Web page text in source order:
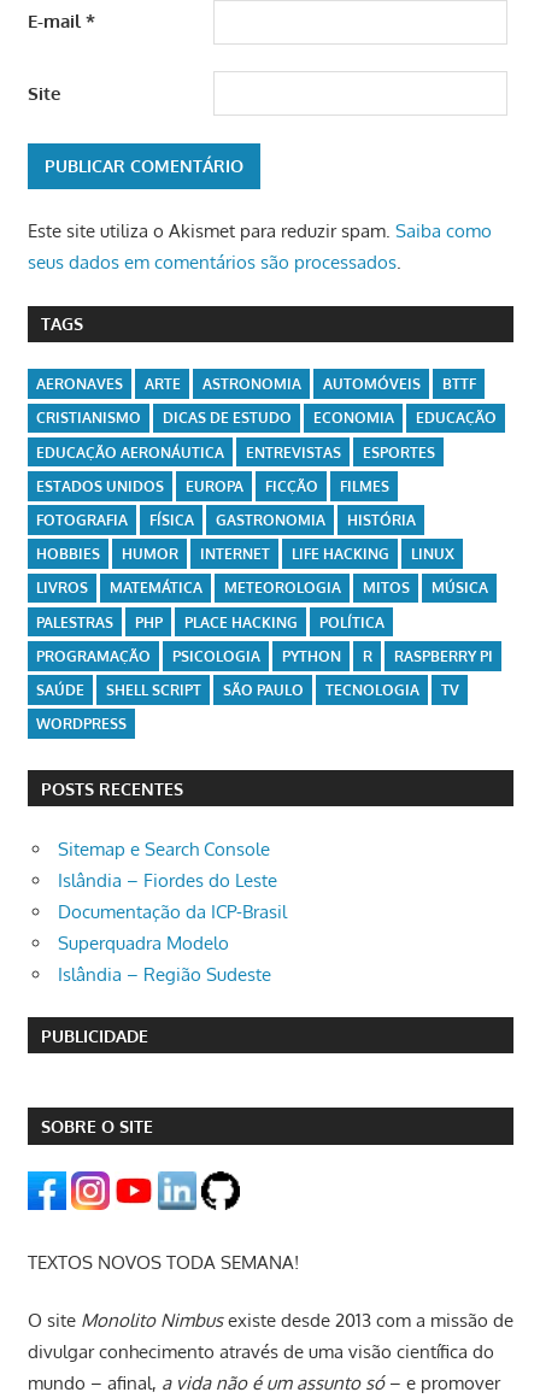
E-mail*
Site
Este site utiliza o Akismet para reduzir spam. Saiba como
seus dados em comentários são processados.
TAGS
AERONAVES ARTE ASTRONOMIA AUTOMÓVEIS
BTTF
CRISTIANISMO
DICAS DE ESTUDO ECONOMIA
EDUCAÇÃO
EDUCAÇÃO AERONÁUTICA
ENTREVISTAS
ESPORTES
ESTADOS UNIDOS
EUROPA FICÇÃO
FILMES
FOTOGRAFIA
FÍSICA GASTRONOMIA
HISTÓRIA
HOBBIES
HUMOR INTERNET LIFE HACKING
LINUX
LIVROS
MATEMÁTICA METEOROLOGIA MITOS
MÚSICA
PALESTRAS
PHP PLACE HACKING
POLÍTICA
PROGRAMAÇÃO
PSICOLOGIA PYTHON R
RASPBERRY PI
SAÚDE
SHELL SCRIPT SÃO PAULO TECNOLOGIA
TV
WORDPRESS
POSTS RECENTES
Sitemap e Search Console
Islândia – Fiordes do Leste
Documentação da ICP-Brasil
Superquadra Modelo
Islândia – Região Sudeste
PUBLICIDADE
SOBRE O SITE
TEXTOS NOVOS TODA SEMANA!
O site Monolito Nimbusexiste desde 2013 com a missão de
divulgar conhecimento através de uma visão científica do
mundo – afinal, a vida não é um assunto só– e promover